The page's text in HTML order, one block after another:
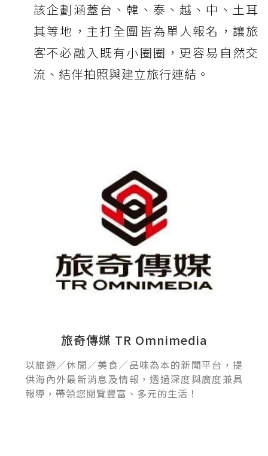
該企劃涵蓋台、韓、泰、越、中、土耳
其等地，主打全團皆為單人報名，讓旅
客不必融入既有小圈圈，更容易自然交
流、結伴拍照與建立旅行連結。
旅奇傳媒 TR Omnimedia
以旅遊／休閒／美食／品味為本的新聞平台，提
供海內外最新消息及情報，透過深度與廣度兼具
報導，帶領您閱覽豐富、多元的生活！